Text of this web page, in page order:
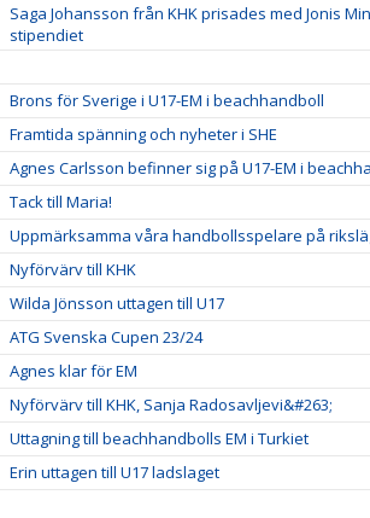
Saga Johansson från KHK prisades med Jonis
stipendiet
Brons för Sverige i U17-EM i beachhandboll
Framtida spänning och nyheter i SHE
Agnes Carlsson befinner sig på U17-EM i
Tack till Maria!
Uppmärksamma våra handbollsspelare på
Nyförvärv till KHK
Wilda Jönsson uttagen till U17
ATG Svenska Cupen 23/24
Agnes klar för EM
Nyförvärv till KHK, Sanja Radosavljevi&#263;
Uttagning till beachhandbolls EM i Turkiet
Erin uttagen till U17 ladslaget